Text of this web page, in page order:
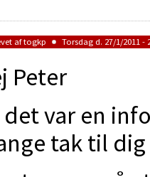
aftogkp Torsdag d. 27/1/2011 -
Peter
det var en
tak til